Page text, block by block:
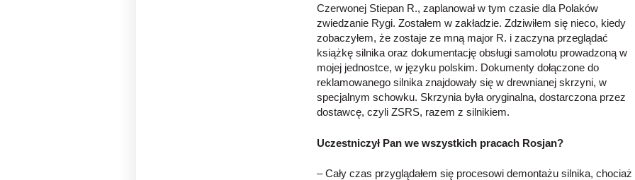
Czerwonej Stiepan R., zaplanował w tym czasie dla Polaków
zwiedzanie Rygi. Zostałem w zakładzie. Zdziwiłem się nieco, kiedy
zobaczyłem, że zostaje ze mną major R. i zaczyna przeglądać
książkę silnika oraz dokumentację obsługi samolotu prowadzoną w
mojej jednostce, w języku polskim. Dokumenty dołączone do
reklamowanego silnika znajdowały się w drewnianej skrzyni, w
specjalnym schowku. Skrzynia była oryginalna, dostarczona przez
dostawcę, czyli ZSRS, razem z silnikiem.
Uczestniczył Pan we wszystkich pracach Rosjan?
– Cały czas przyglądałem się procesowi demontażu silnika, chociaż